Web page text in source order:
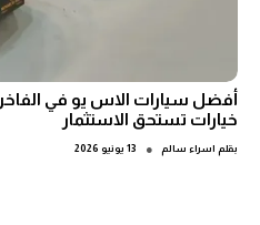
خيارات تستحق الاستثمار
بقلم اسراء سالم ● 13 يونيو 2026